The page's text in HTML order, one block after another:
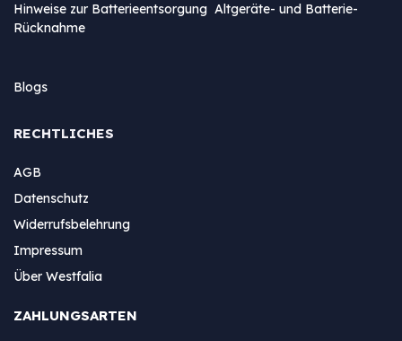
Hinweise zur Batterieentsorgung Altgeräte- und Batterie-
Rücknahme
Blogs
RECHTLICHES
AGB
Datenschutz
Widerrufsbelehrung
Impressum
Über Westfalia
ZAHLUNGSARTEN